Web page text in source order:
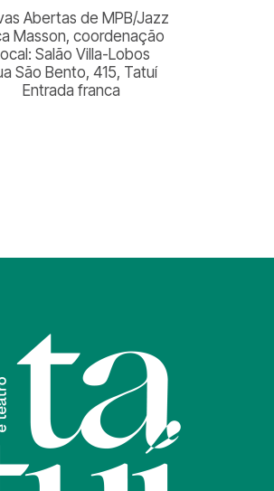
Abertas de MPB/Jazz
Masson, coordenação
Salão Villa-Lobos
São Bento, 415, Tatuí
Entrada franca